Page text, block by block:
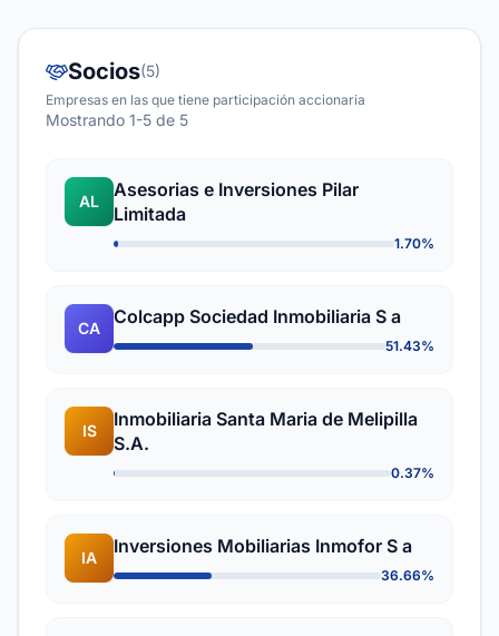
Socios(5)
Empresas en las que tiene participación accionaria
Mostrando 1-5 de 5
AL
Asesorias e Inversiones Pilar
Limitada
1.70%
CA
Colcapp Sociedad Inmobiliaria S a
51.43%
IS
Inmobiliaria Santa Maria de Melipilla
S.A.
0.37%
IA
Inversiones Mobiliarias Inmofor S a
36.66%